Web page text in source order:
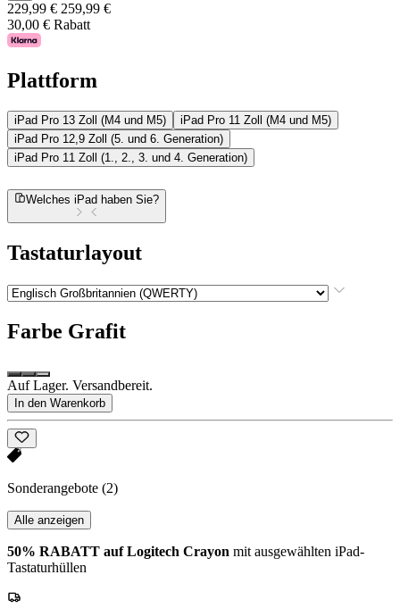
229,99 € 259,99 €
30,00 € Rabatt
Plattform
iPad Pro 13 Zoll (M4 und M5)
iPad Pro 11 Zoll (M4 und M5)
iPad Pro 12,9 Zoll (5. und 6. Generation)
iPad Pro 11 Zoll (1., 2., 3. und 4. Generation)
Welches iPad haben Sie?
Tastaturlayout
Farbe Grafit
Auf Lager. Versandbereit.
In den Warenkorb
Sonderangebote (2)
Alle anzeigen
50% RABATT auf Logitech Crayon mit ausgewählten iPad-
Tastaturhüllen